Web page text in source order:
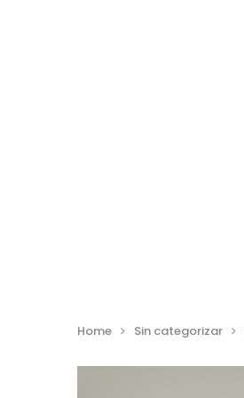
Home Sin categorizar